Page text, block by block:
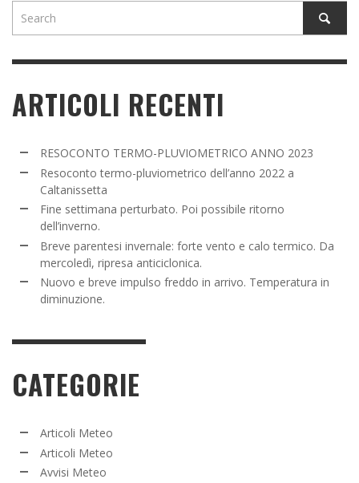
ARTICOLI RECENTI
RESOCONTO TERMO-PLUVIOMETRICO ANNO 2023
Resoconto termo-pluviometrico dell’anno 2022 a
Caltanissetta
Fine settimana perturbato. Poi possibile ritorno
dell’inverno.
Breve parentesi invernale: forte vento e calo termico. Da
mercoledì, ripresa anticiclonica.
Nuovo e breve impulso freddo in arrivo. Temperatura in
diminuzione.
CATEGORIE
Articoli Meteo
Articoli Meteo
Avvisi Meteo